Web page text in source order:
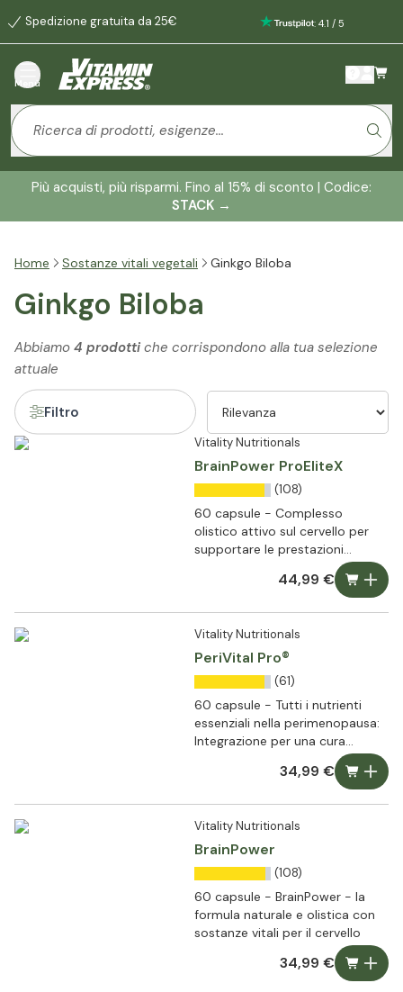
Spedizione gratuita da 25€ : 4.1 / 5
Menù
Più acquisti, più risparmi. Fino al 15% di sconto | Codice:
STACK →
Home Sostanze vitali vegetali Ginkgo Biloba
Ginkgo Biloba
Abbiamo 4 prodotti che corrispondono alla tua selezione
attuale
Filtro
Vitality Nutritionals
BrainPower ProEliteX
(108)
60 capsule - Complesso
olistico attivo sul cervello per
supportare le prestazioni
44,99 €
Vitality Nutritionals
PeriVital Pro®
(61)
60 capsule - Tutti i nutrienti
essenziali nella perimenopausa:
Integrazione per una cura
34,99 €
Vitality Nutritionals
BrainPower
(108)
60 capsule - BrainPower - la
formula naturale e olistica con
sostanze vitali per il cervello
34,99 €